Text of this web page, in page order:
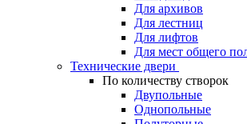
Для архивов
Для лестниц
Для лифтов
Для мест общего
Технические двери
По количеству створок
Двупольные
Однопольные